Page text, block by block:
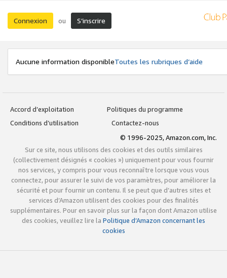
Connexion ou S’inscrire
Aucune information disponibleToutes les rubriques d’aide
Accord d’exploitation
Politiques du programme
Conditions d’utilisation
Contactez-nous
© 1996-2025, Amazon.com, Inc.
Sur ce site, nous utilisons des cookies et des outils similaires
(collectivement désignés « cookies ») uniquement pour vous fournir
nos services, y compris pour vous reconnaître lorsque vous vous
connectez, pour assurer le suivi de vos paramètres, pour améliorer la
sécurité et pour fournir un contenu. Il se peut que d’autres sites et
services d’Amazon utilisent des cookies pour des finalités
supplémentaires. Pour en savoir plus sur la façon dont Amazon utilise
des cookies, veuillez lire la Politique d’Amazon concernant les
cookies